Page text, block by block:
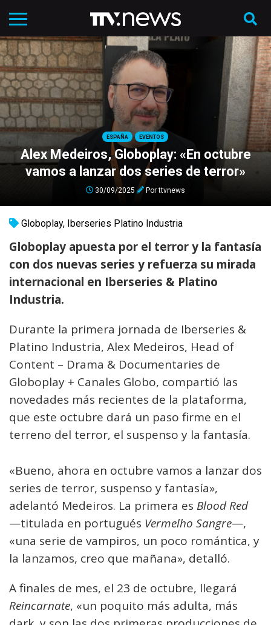
ESPAÑA EVENTOS
Alex Medeiros, Globoplay: «En octubre
vamos a lanzar dos series de terror»
30/09/2025 Porttvnews
Globoplay, Iberseries Platino Industria
Globoplay apuesta por el terror y la fantasía
con dos nuevas series y refuerza su mirada
internacional en Iberseries & Platino
Industria.
Durante la primera jornada de Iberseries &
Platino Industria, Alex Medeiros, Head of
Content – Drama & Documentaries de
Globoplay + Canales Globo, compartió las
novedades más recientes de la plataforma,
que este octubre dará un paso firme en el
terreno del terror, el suspenso y la fantasía.
«Bueno, ahora en octubre vamos a lanzar dos
series de terror, suspenso y fantasía»,
adelantó Medeiros. La primera es Blood Red
—titulada en portugués Vermelho Sangre—,
«una serie de vampiros, un poco romántica, y
la lanzamos, creo que mañana», detalló.
A finales de mes, el 23 de octubre, llegará
Reincarnate, «un poquito más adulta, más